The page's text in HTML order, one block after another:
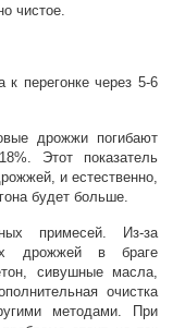
чистое.
перегонке через 5-6
дрожжи погибают
Этот показатель
и естественно,
будет больше.
примесей. Из-за
дрожжей в браге
сивушные масла,
очистка
методами. При